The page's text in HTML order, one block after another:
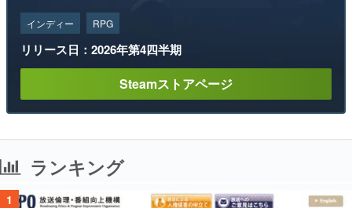
インディー RPG
リリース日：2026年第4四半期
Steamストアページ
ランキング
1